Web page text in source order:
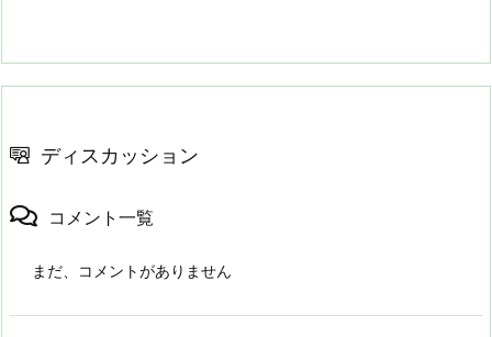
ディスカッション
コメント一覧
まだ、コメントがありません